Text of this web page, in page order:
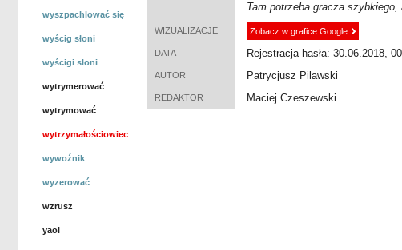
wyszpachlować się
wyścig słoni
wyścigi słoni
wytrymerować
wytrymować
wytrzymałościowiec
wywoźnik
wyzerować
wzrusz
yaoi
Tam potrzeba gracza
WIZUALIZACJE Zobacz w grafice Google
DATA Rejestracja hasła: 30.06.2018,
AUTOR Patrycjusz Pilawski
REDAKTOR Maciej Czeszewski